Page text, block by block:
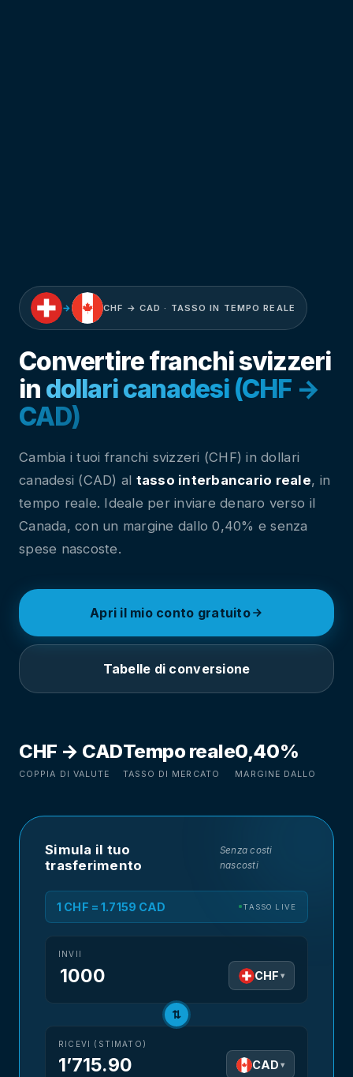
→ CHF → CAD · TASSO IN TEMPO REALE
Convertire franchi svizzeri
in dollari canadesi (CHF →
CAD)
Cambia i tuoi franchi svizzeri (CHF) in dollari
canadesi (CAD) al tasso interbancario reale, in
tempo reale. Ideale per inviare denaro verso il
Canada, con un margine dallo 0,40% e senza
spese nascoste.
Apri il mio conto gratuito
Tabelle di conversione
CHF → CAD
COPPIA DI VALUTE
Tempo reale
TASSO DI MERCATO
0,40%
MARGINE DALLO
Simula il tuo
trasferimento
Senza costi
nascosti
1 CHF = 1.7159 CAD TASSO LIVE
INVII
CHF ▾
⇅
RICEVI (STIMATO)
1’715.90 CAD ▾